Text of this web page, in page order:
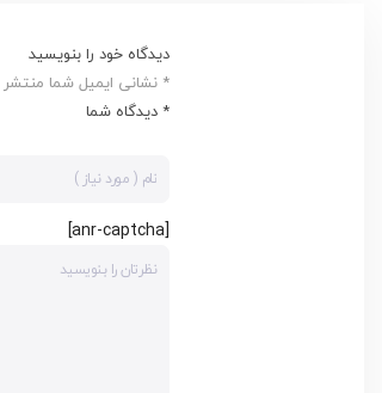
دیدگاه خود را بنویسید
* نشانی ایمیل شما
* دیدگاه شما
[anr-captcha]